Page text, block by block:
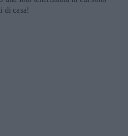
di casa!